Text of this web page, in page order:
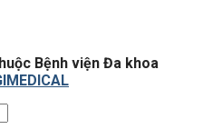
Bệnh viện Đa khoa